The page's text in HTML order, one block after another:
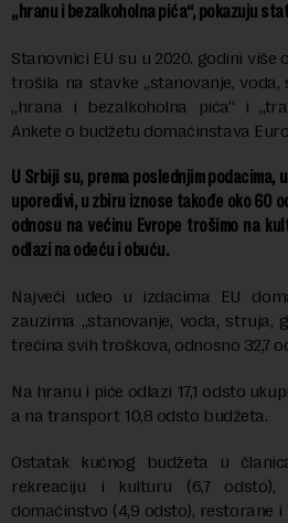
„hranu i bezalkoholna pića“, pokazuju
Stanovnici EU su u 2020. godini
trošila na stavke „stanovanje, voda,
„hrana i bezalkoholna pića“ i
Ankete o budžetu domaćinstava
U Srbiji su, prema poslednjim
uporedivi, u zbiru iznose takođe oko 60
odnosu na većinu Evrope trošimo na
odlazi na odeću i obuću.
Najveći udeo u izdacima EU
zauzima „stanovanje, voda, struja,
trećina svih troškova, odnosno 32,7
Na hranu i piće odlazi 17,1 odsto
a na transport 10,8 odsto budžeta.
Ostatak kućnog budžeta u
rekreaciju i kulturu (6,7
domaćinstvo (4,9 odsto), restorane i